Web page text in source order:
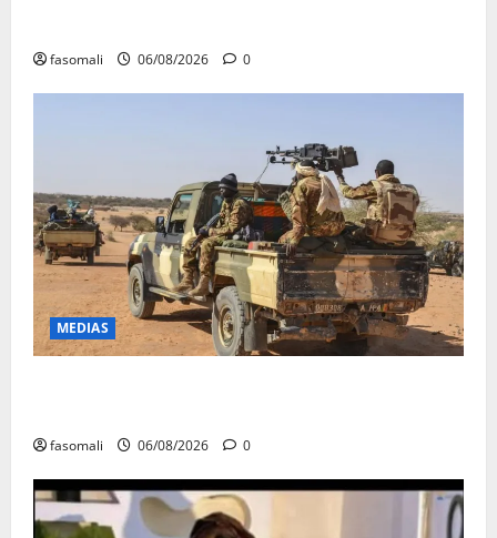
fasomali 06/08/2026 0
MEDIAS
fasomali 06/08/2026 0